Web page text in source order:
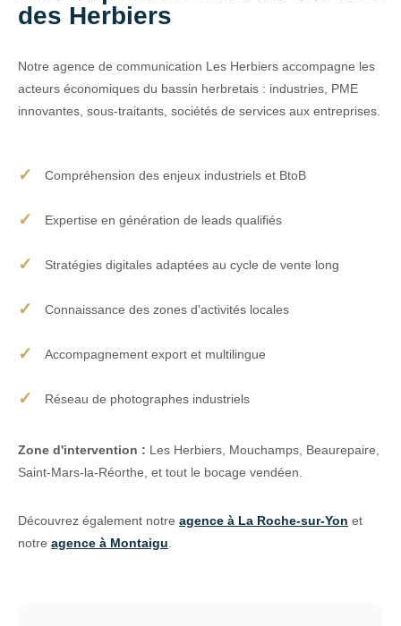
des Herbiers
Notre agence de communication Les Herbiers accompagne les
acteurs économiques du bassin herbretais : industries, PME
innovantes, sous-traitants, sociétés de services aux entreprises.
Compréhension des enjeux industriels et BtoB
Expertise en génération de leads qualifiés
Stratégies digitales adaptées au cycle de vente long
Connaissance des zones d'activités locales
Accompagnement export et multilingue
Réseau de photographes industriels
Zone d'intervention : Les Herbiers, Mouchamps, Beaurepaire,
Saint-Mars-la-Réorthe, et tout le bocage vendéen.
Découvrez également notre agence à La Roche-sur-Yon et
notre agence à Montaigu